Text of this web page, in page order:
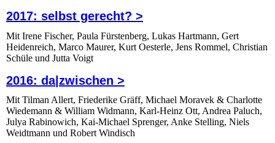
2017: selbst gerecht? >
Mit Irene Fischer, Paula Fürstenberg, Lukas Hartmann, Gert
Heidenreich, Marco Maurer, Kurt Oesterle, Jens Rommel, Christian
Schüle und Jutta Voigt
2016: da|zwischen >
Mit Tilman Allert, Friederike Gräff, Michael Moravek & Charlotte
Wiedemann & William Widmann, Karl-Heinz Ott, Andrea Paluch,
Julya Rabinowich, Kai-Michael Sprenger, Anke Stelling, Niels
Weidtmann und Robert Windisch